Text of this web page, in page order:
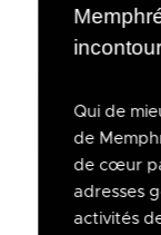
Qui de
de
de cœur
adresses
activités